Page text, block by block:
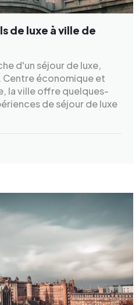
de luxe à ville de
d'un séjour de luxe,
Centre économique et
la ville offre quelques-
de séjour de luxe